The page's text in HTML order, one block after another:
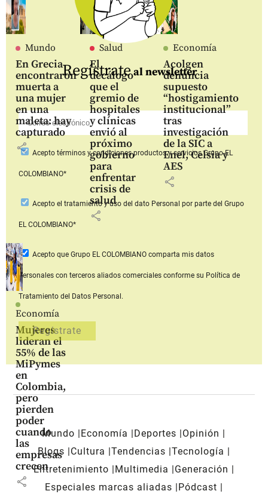
Mundo
En Grecia
encontraron
muerta a
una mujer
en una
maleta: hay
capturado
share
Salud
El
decálogo
que el
gremio de
hospitales
y clínicas
envió al
próximo
gobierno
para
enfrentar
crisis de
salud
share
Economía
Acolgen
denuncia
supuesto
“hostigamiento
institucional”
tras
investigación
de la SIC a
Enel, Celsia y
AES
share
Economía
Mujeres
lideran el
55% de las
MiPymes
en
Colombia,
pero
pierden
poder
cuando
las
empresas
crecen
share
Regístrateal newsletter
Aceptotérminos y condiciones productos y serviciosGrupo EL
COLOMBIANO*
Acepto el tratamiento y uso del dato Personal por parte del Grupo
EL COLOMBIANO*
Acepto que Grupo EL COLOMBIANOcomparta mis datos
personales con terceros aliados comerciales conforme su Política de
Tratamiento del Datos Personal.
Mundo Economía Deportes
Opinión
Blogs
Cultura Tendencias Tecnología
Entretenimiento
Multimedia
Generación
Especiales marcas aliadas
Pódcast